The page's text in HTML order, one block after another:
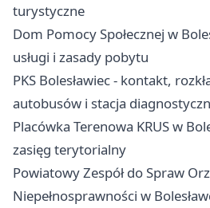
turystyczne
Dom Pomocy Społecznej w
usługi i zasady pobytu
PKS Bolesławiec - kontakt,
autobusów i stacja
Placówka Terenowa KRUS w
zasięg terytorialny
Powiatowy Zespół do Spraw
Niepełnosprawności w